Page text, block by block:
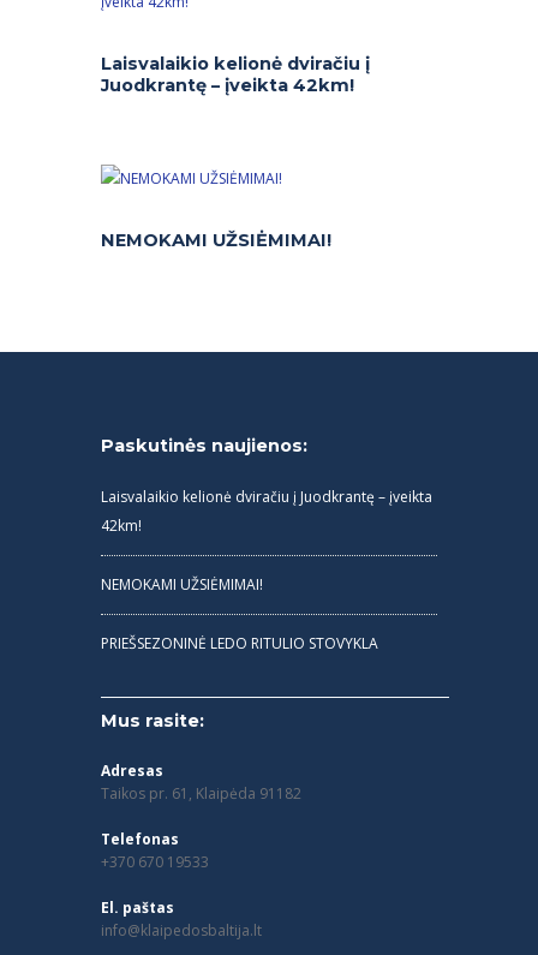
Laisvalaikio kelionė dviračiu į
Juodkrantę – įveikta 42km!
NEMOKAMI UŽSIĖMIMAI!
Paskutinės naujienos:
Laisvalaikio kelionė dviračiu į Juodkrantę – įveikta
42km!
NEMOKAMI UŽSIĖMIMAI!
PRIEŠSEZONINĖ LEDO RITULIO STOVYKLA
Mus rasite:
Adresas
Taikos pr. 61, Klaipėda 91182
Telefonas
+370 670 19533
El. paštas
info@klaipedosbaltija.lt